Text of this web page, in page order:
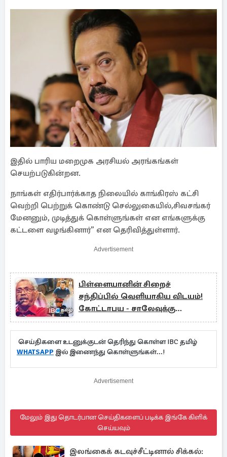
இதில் பாரிய மறைமுக அரசியல் அரங்கங்கள்
செயற்படுகின்றன.
நாங்கள் எதிர்பார்க்காத நிலையில் காங்கிரஸ் கட்சி
வெற்றி பெற்றுக் கொண்டு செல்லுகையில்,சிவசங்கர்
மேனனும், முடித்துக் கொள்ளுங்கள் என எங்களுக்கு
கட்டளை வழங்கினார்” என தெரிவித்துள்ளார்.
Advertisement
பிள்ளையானின் சிறைச்
சந்திப்பில் வெளியாகிய விடயம்!
கோட்டாபய - சாலேவுக்கு
வலைவீச்சு
செய்திகளை உடனுக்குடன் தெரிந்து கொள்ள IBC தமிழ்
WHATSAPP இல் இணைந்து கொள்ளுங்கள்...!
Advertisement
மேலும் இது தொடர்பான செய்திகளைப் படிக்க இங்கே கிளிக்
செய்யவும்
இலங்கைக் கடவுச்சீட்டினால் சிக்கல்: